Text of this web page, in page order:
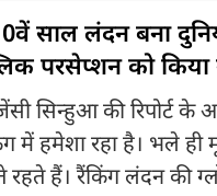
साल लंदन बना
परसेप्शन को किया
सिन्हुआ की रिपोर्ट के
में हमेशा रहा है। भले ही
हैं। रैंकिंग लंदन की